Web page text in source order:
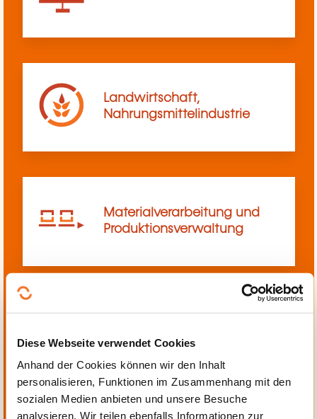
Diese Webseite verwendet Cookies
Anhand der Cookies können wir den Inhalt
personalisieren, Funktionen im Zusammenhang mit den
sozialen Medien anbieten und unsere Besuche
analysieren. Wir teilen ebenfalls Informationen zur
Landwirtschaft,
Nahrungsmittelindustrie
Materialverarbeitung und
Produktionsverwaltung
Automatisierung